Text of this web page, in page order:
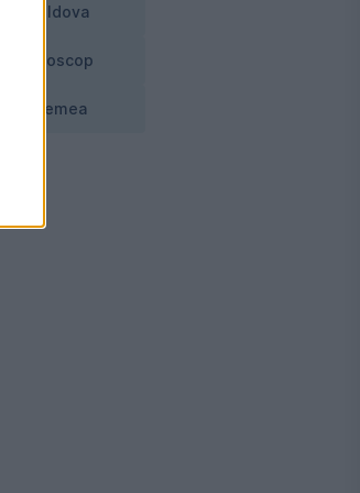
Moldova
Horoscop
Vremea